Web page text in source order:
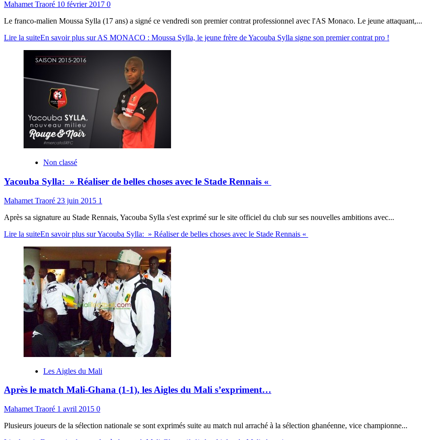
Mahamet Traoré 10 février 2017 0
Le franco-malien Moussa Sylla (17 ans) a signé ce vendredi son premier contrat professionnel avec l'AS Monaco. Le jeune attaquant,...
Lire la suiteEn savoir plus sur AS MONACO : Moussa Sylla, le jeune frère de Yacouba Sylla signe son premier contrat pro !
Non classé
Yacouba Sylla: » Réaliser de belles choses avec le Stade Rennais «
Mahamet Traoré 23 juin 2015 1
Après sa signature au Stade Rennais, Yacouba Sylla s'est exprimé sur le site officiel du club sur ses nouvelles ambitions avec...
Lire la suiteEn savoir plus sur Yacouba Sylla: » Réaliser de belles choses avec le Stade Rennais «
Les Aigles du Mali
Après le match Mali-Ghana (1-1), les Aigles du Mali s’expriment…
Mahamet Traoré 1 avril 2015 0
Plusieurs joueurs de la sélection nationale se sont exprimés suite au match nul arraché à la sélection ghanéenne, vice championne...